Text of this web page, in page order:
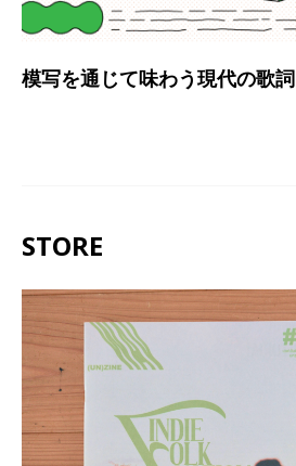
模写を通じて味わう現代の歌詞
STORE